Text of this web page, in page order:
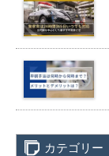
カテゴリー